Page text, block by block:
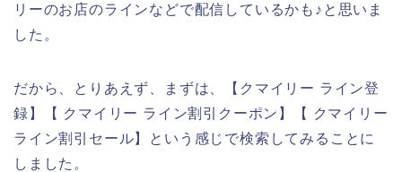
リーのお店のラインなどで配信しているかも♪と思いま
した。
だから、とりあえず、まずは、【クマイリー ライン登
録】【 クマイリー ライン割引クーポン】【 クマイリー
ライン割引セール】という感じで検索してみることに
しました。